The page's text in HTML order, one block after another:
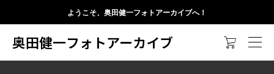
ようこそ、奥田健一フォトアーカイブへ！
奥田健一フォトアーカイブ 